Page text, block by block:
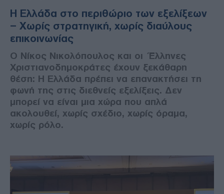
Η Ελλάδα στο περιθώριο των εξελίξεων
– Χωρίς στρατηγική, χωρίς διαύλους
επικοινωνίας
Ο Νίκος Νικολόπουλος και οι Έλληνες
Χριστιανοδημοκράτες έχουν ξεκάθαρη
θέση: Η Ελλάδα πρέπει να επανακτήσει τη
φωνή της στις διεθνείς εξελίξεις. Δεν
μπορεί να είναι μια χώρα που απλά
ακολουθεί, χωρίς σχέδιο, χωρίς όραμα,
χωρίς ρόλο.